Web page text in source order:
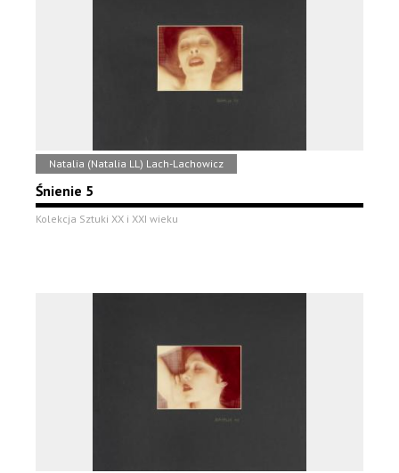
Natalia (Natalia LL) Lach-Lachowicz
Śnienie 5
Kolekcja Sztuki XX i XXI wieku